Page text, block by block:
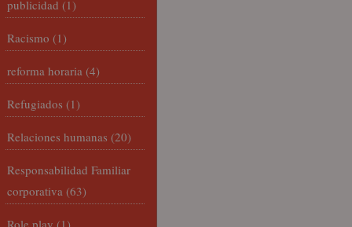
publicidad (1)
Racismo (1)
reforma horaria (4)
Refugiados (1)
Relaciones humanas (20)
Responsabilidad Familiar
corporativa (63)
Role play (1)